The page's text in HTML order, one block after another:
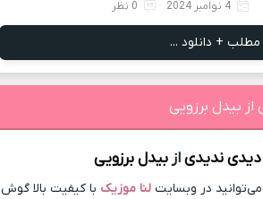
4 نوامبر 2024 0 نظر
مطلب + دانلود ...
بیدل برزویی
ندیدیازبیدل برزویی
در وبسایتلنا موزیک با کیفیت بالا گوش